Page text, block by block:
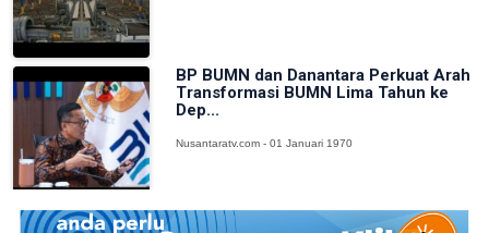
BP BUMN dan Danantara Perkuat Arah
Transformasi BUMN Lima Tahun ke
Dep...
Nusantaratv.com - 01 Januari 1970